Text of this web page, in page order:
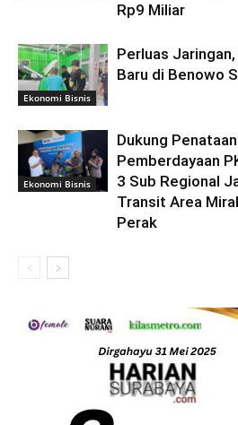
Rp9 Miliar
Ekonomi Bisnis
Perluas
Baru di Benowo
Ekonomi Bisnis
Dukung
Pemberdayaan
3 Sub Regional
Transit Area
Perak